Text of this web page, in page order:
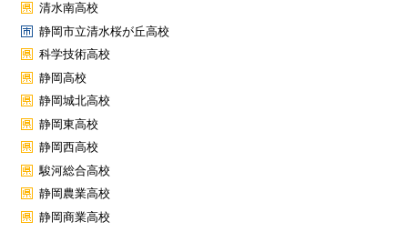
清水南高校
静岡市立清水桜が丘高校
科学技術高校
静岡高校
静岡城北高校
静岡東高校
静岡西高校
駿河総合高校
静岡農業高校
静岡商業高校